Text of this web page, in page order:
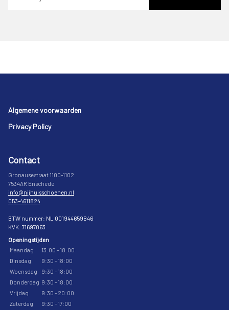
Footer
Algemene voorwaarden
Privacy Policy
Contact
Gronausestraat 1100-1102
7534AR Enschede
info@nijhuisschoenen.nl
053-4611824
BTW nummer: NL 001944659B46
KVK: 71697063
Openingstijden
Maandag
13:00 - 18:00
Dinsdag
9:30 - 18:00
Woensdag
9:30 - 18:00
Donderdag 9:30 - 18:00
Vrijdag
9:30 - 20:00
Zaterdag
9:30 - 17:00